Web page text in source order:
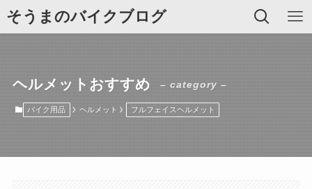
そうまのバイクブログ
ヘルメットおすすめ – category –
バイク用品 ヘルメット フルフェイスヘルメット